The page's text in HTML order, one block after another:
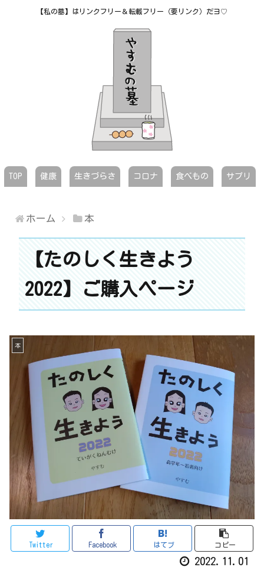
【私の墓】はリンクフリー＆転載フリー（要リンク）だヨ♡
TOP 健康 生きづらさ コロナ 食べもの サプリ
ホーム 本
【たのしく生きよう
2022】ご購入ページ
本
Twitter Facebook はてブ コピー
2022.11.01